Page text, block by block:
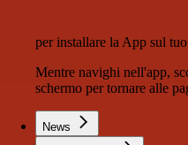
per installare la App sul
Mentre navighi nell'app,
schermo per tornare alle
News